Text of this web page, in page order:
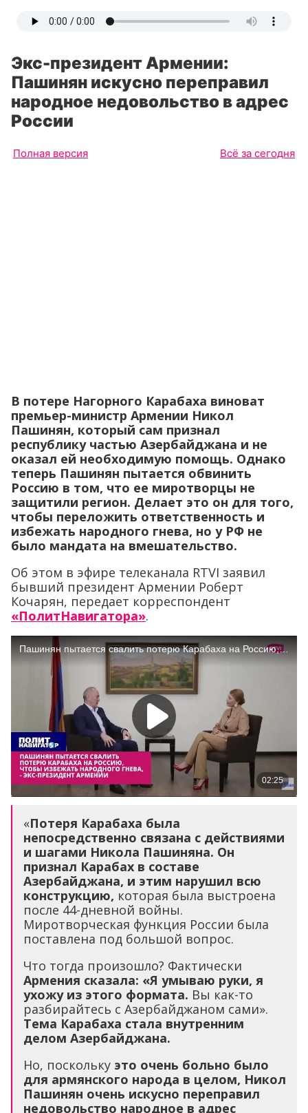
Экс-президент Армении:
Пашинян искусно переправил
народное недовольство в адрес
России
Полная версия Всё за сегодня
В потере Нагорного Карабаха виноват
премьер-министр Армении Никол
Пашинян, который сам признал
республику частью Азербайджана и не
оказал ей необходимую помощь. Однако
теперь Пашинян пытается обвинить
Россию в том, что ее миротворцы не
защитили регион. Делает это он для того,
чтобы переложить ответственность и
избежать народного гнева, но у РФ не
было мандата на вмешательство.
Об этом в эфире телеканала RTVI заявил
бывший президент Армении Роберт
Кочарян, передает корреспондент
«ПолитНавигатора».
«Потеря Карабаха была
непосредственно связана с действиями
и шагами Никола Пашиняна. Он
признал Карабах в составе
Азербайджана, и этим нарушил всю
конструкцию, которая была выстроена
после 44-дневной войны.
Миротворческая функция России была
поставлена под большой вопрос.
Что тогда произошло? Фактически
Армения сказала: «Я умываю руки, я
ухожу из этого формата. Вы как-то
разбирайтесь с Азербайджаном сами».
Тема Карабаха стала внутренним
делом Азербайджана.
Но, поскольку это очень больно было
для армянского народа в целом, Никол
Пашинян очень искусно переправил
недовольство народное в адрес